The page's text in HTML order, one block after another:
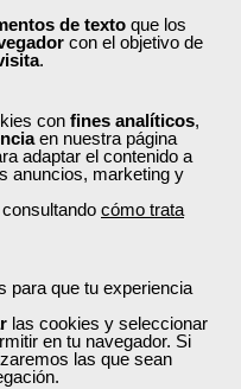
de texto que los
con el objetivo de
.
con fines analíticos,
en nuestra página
adaptar el contenido a
anuncios, marketing y
cómo trata
para que tu experiencia
las cookies y seleccionar
en tu navegador. Si
las que sean
el SEPE?
diferencial de
y tienen
una vez